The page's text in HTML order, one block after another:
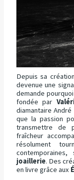
Depuis sa
devenue une
demande
fondée par
diamantaire André
que la passion
transmettre de
fraîcheur
résolument
joaillerie. Des
en livre grâce aux